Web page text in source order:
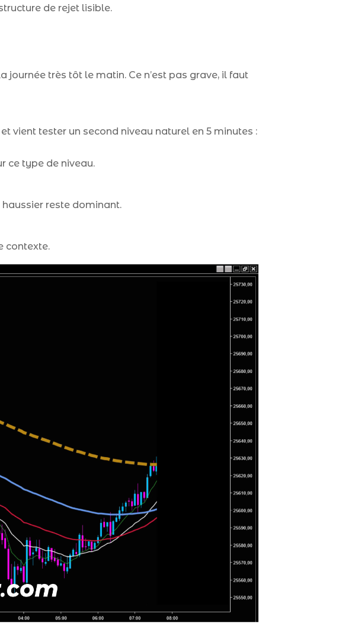
de rejet lisible.
très tôt le matin. Ce n’est pas grave, il faut
vient tester un second niveau naturel en 5 minutes :
ce type de niveau.
reste dominant.
contexte.